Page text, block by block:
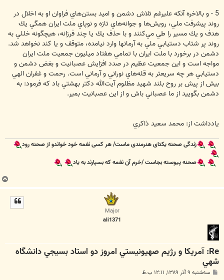
5 - و بالاخره آنكه عليرغم تلاش دشمن و اميد بستن‌هاي فراوان او به اخلال در
روند پيشرفت ملي، رويش‌ها و جوانه‌هاي تازه و نوپاي ملت ايران همگي يك
هدف و يك مسير را طي مي‌كنند و با حذف يك يا چند فرزانه، هيچگونه خللي به
روند پر شتاب دستيابي ملي به آرمانها وارد نيامده، متوقف و يا كند نخواهد شد.
دشمن در برخورد با ملت ايران با تمامي هفتاد ميليون جمعيت ملت ايران
مواجه است و اين جمعيت عظيم در صدد افزايش عصبانيت و بغض دشمن و
دستيابي هر چه سريعتر به قله‌هاي نوراني و آرماني است. رحمت و غفران الهي
بيش از پيش بر روح بلند شهيد مظلوم آيت‌الله دكتر بهشتي باد كه فرمود: به
دشمن بگوييد از ما عصباني باش و از اين عصبانيت بمير.
يادداشت از: محمد سعيد ذاكري
زندگی صحنه یکتای هنرمندی ماست/ هر کسی نغمه خود خواندو از صحنه رود
صحنه پیوسته بجاست /خرم آن نغمه که بسپارند به یاد
ب
ا
Major
ali1371
Re: آمريكا و رژيم صهيونيستي امروز دو استاد بسيجي دانشگاه
شهي
پ سه‌شنبه ۹ آذر ۱۳۸۹, ۱۲:۱۱ ب.ظ